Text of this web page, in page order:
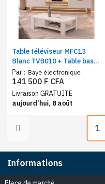
Table téléviseur MFC13
Blanc TVB010 + Table basse
MFC1013 TBBM003
Par : Baye électronique
141 500 F CFA
Livraison GRATUITE
aujourd’hui, 8 août
1
Informations